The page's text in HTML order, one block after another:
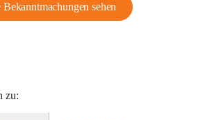
sehen
zu: